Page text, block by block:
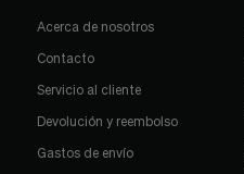
Acerca de nosotros
Contacto
Servicio al cliente
Devolución y reembolso
Gastos de envío